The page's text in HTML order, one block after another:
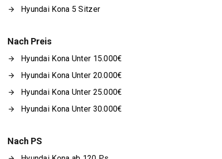
Hyundai Kona 5 Sitzer
Nach Preis
Hyundai Kona Unter 15.000€
Hyundai Kona Unter 20.000€
Hyundai Kona Unter 25.000€
Hyundai Kona Unter 30.000€
Nach PS